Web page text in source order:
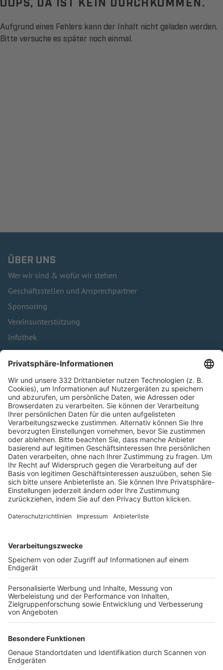
Aufgrund eines Fehlers kann der Inhalt nicht geladen werden.
Bitte versuche es später noch einmal.
ÜBER UNS
Wer wir sind & wofür wir stehen
Geschäftsstellen und Ansprechpartner
Sponsoring
Vereinsunterstützung
Infothek
Kontakt
HÄUFIG BESUCHTE SEITEN
Pässe und Vereinswechsel
Trainerausbildung
Schulungsangebot Vereinsmitarbeiter
BFV-Geschäftsstellen
Trainerbörse
Login SpielPlus
FOLGE DEM BFV
TOP-VEREINE
TOP-PARTNER